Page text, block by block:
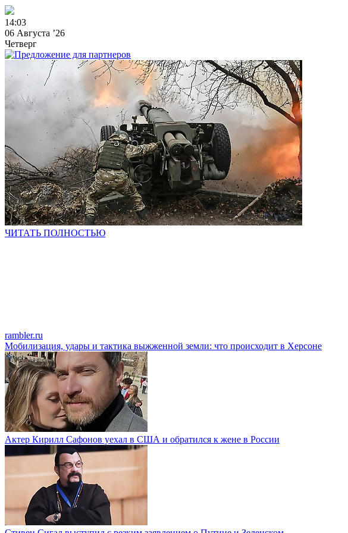
14:03
06 Августа ’26
Четверг
ЧИТАТЬ ПОЛНОСТЬЮ
rambler.ru
Мобилизация, удары и тактика выжженной земли: что происходит в Херсоне
Актер Кирилл Сафонов уехал в США и обратился к жене в России